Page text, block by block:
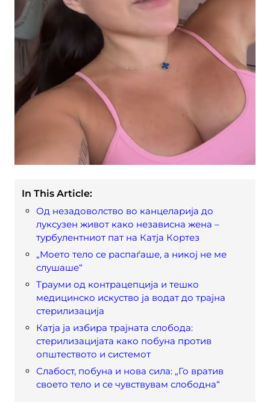
In This Article:
Од незадоволство во канцеларија до
луксузен живот како независна жена –
турбулентниот пат на Катја Кортез
„Моето тело се распаѓаше, а никој не ме
слушаше“
Трауми од контрацепција и тешко
медицинско искуство ја водат до трајна
стерилизација
Катја ја избира трајната слобода:
стерилизацијата како побуна против
општеството и системот
Слабост, побуна и нова сила: „Го вратив
своето тело и се чувствувам слободна“